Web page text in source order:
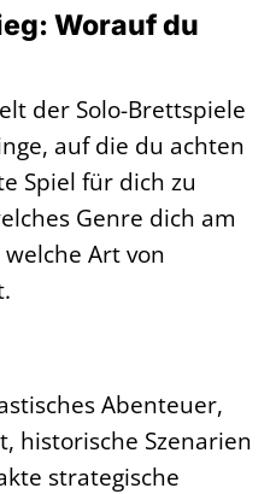
Worauf du
der Solo-Brettspiele
auf die du achten
Spiel für dich zu
Genre dich am
Art von
Abenteuer,
historische Szenarien
strategische